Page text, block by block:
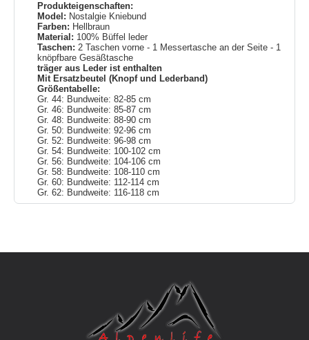
Produkteigenschaften:
Model: Nostalgie Kniebund
Farben: Hellbraun
Material: 100% Büffel leder
Taschen: 2 Taschen vorne - 1 Messertasche an der Seite - 1
knöpfbare Gesäßtasche
träger aus Leder ist enthalten
Mit Ersatzbeutel (Knopf und Lederband)
Größentabelle:
Gr. 44: Bundweite: 82-85 cm
Gr. 46: Bundweite: 85-87 cm
Gr. 48: Bundweite: 88-90 cm
Gr. 50: Bundweite: 92-96 cm
Gr. 52: Bundweite: 96-98 cm
Gr. 54: Bundweite: 100-102 cm
Gr. 56: Bundweite: 104-106 cm
Gr. 58: Bundweite: 108-110 cm
Gr. 60: Bundweite: 112-114 cm
Gr. 62: Bundweite: 116-118 cm